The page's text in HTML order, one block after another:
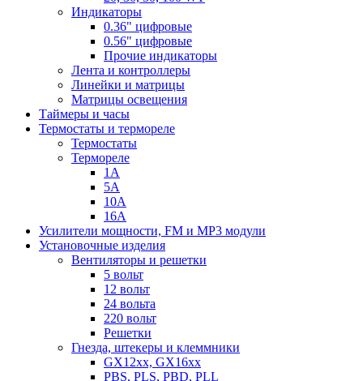
Индикаторы
0.36" цифровые
0.56" цифровые
Прочие индикаторы
Лента и контроллеры
Линейки и матрицы
Матрицы освещения
Таймеры и часы
Термостаты и термореле
Термостаты
Термореле
1А
5А
10А
16А
Усилители мощности, FM и MP3 модули
Установочные изделия
Вентиляторы и решетки
5 вольт
12 вольт
24 вольта
220 вольт
Решетки
Гнезда, штекеры и клеммники
GX12xx, GX16xx
PBS, PLS, PBD, PLL